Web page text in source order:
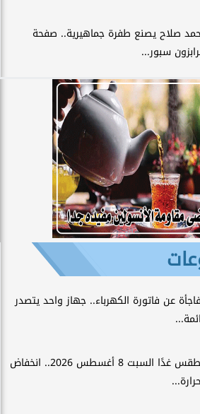
صلاح يصنع طفرة جماهيرية.. صفحة
سبور...
عن فاتورة الكهرباء.. جهاز واحد يتصدر
الطقس غدًا السبت 8 أغسطس 2026.. انخفاض